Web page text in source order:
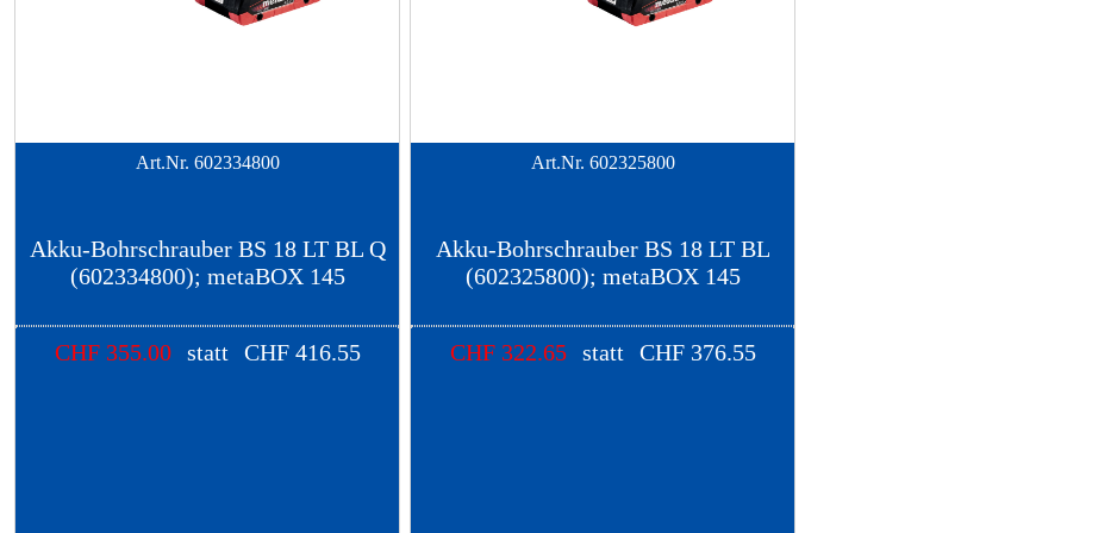
Art.Nr. 602334800
Akku-Bohrschrauber BS 18 LT BL Q
(602334800); metaBOX 145
CHF 355.00 statt CHF 416.55
Art.Nr. 602325800
Akku-Bohrschrauber BS 18 LT BL
(602325800); metaBOX 145
CHF 322.65 statt CHF 376.55